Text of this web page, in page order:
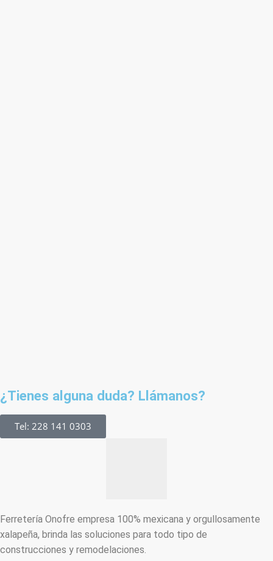
¿Tienes alguna duda? Llámanos?
Tel: 228 141 0303
Ferretería Onofre empresa 100% mexicana y orgullosamente
xalapeña, brinda las soluciones para todo tipo de
construcciones y remodelaciones.